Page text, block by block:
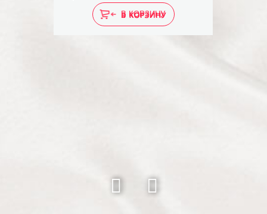
В КОРЗИНУ